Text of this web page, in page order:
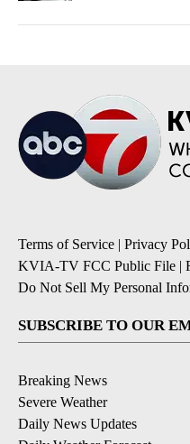
Terms of Service | Privacy
KVIA-TV FCC Public File |
Do Not Sell My Personal
SUBSCRIBE TO OUR
Breaking News
Severe Weather
Daily News Updates